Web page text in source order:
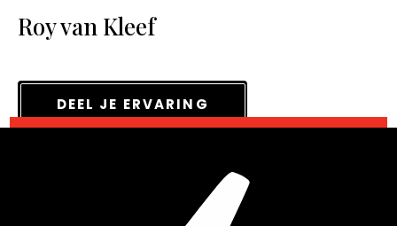
Roy van Kleef
DEEL JE ERVARING